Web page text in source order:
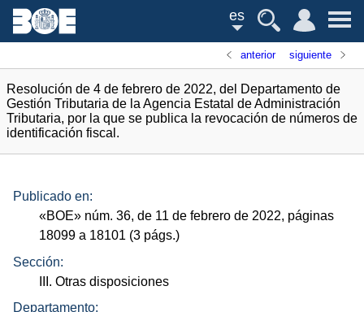
es
anterior siguiente
Resolución de 4 de febrero de 2022, del Departamento de
Gestión Tributaria de la Agencia Estatal de Administración
Tributaria, por la que se publica la revocación de números de
identificación fiscal.
Publicado en:
«BOE» núm. 36, de 11 de febrero de 2022, páginas
18099 a 18101 (3 págs.)
Sección:
III. Otras disposiciones
Departamento: